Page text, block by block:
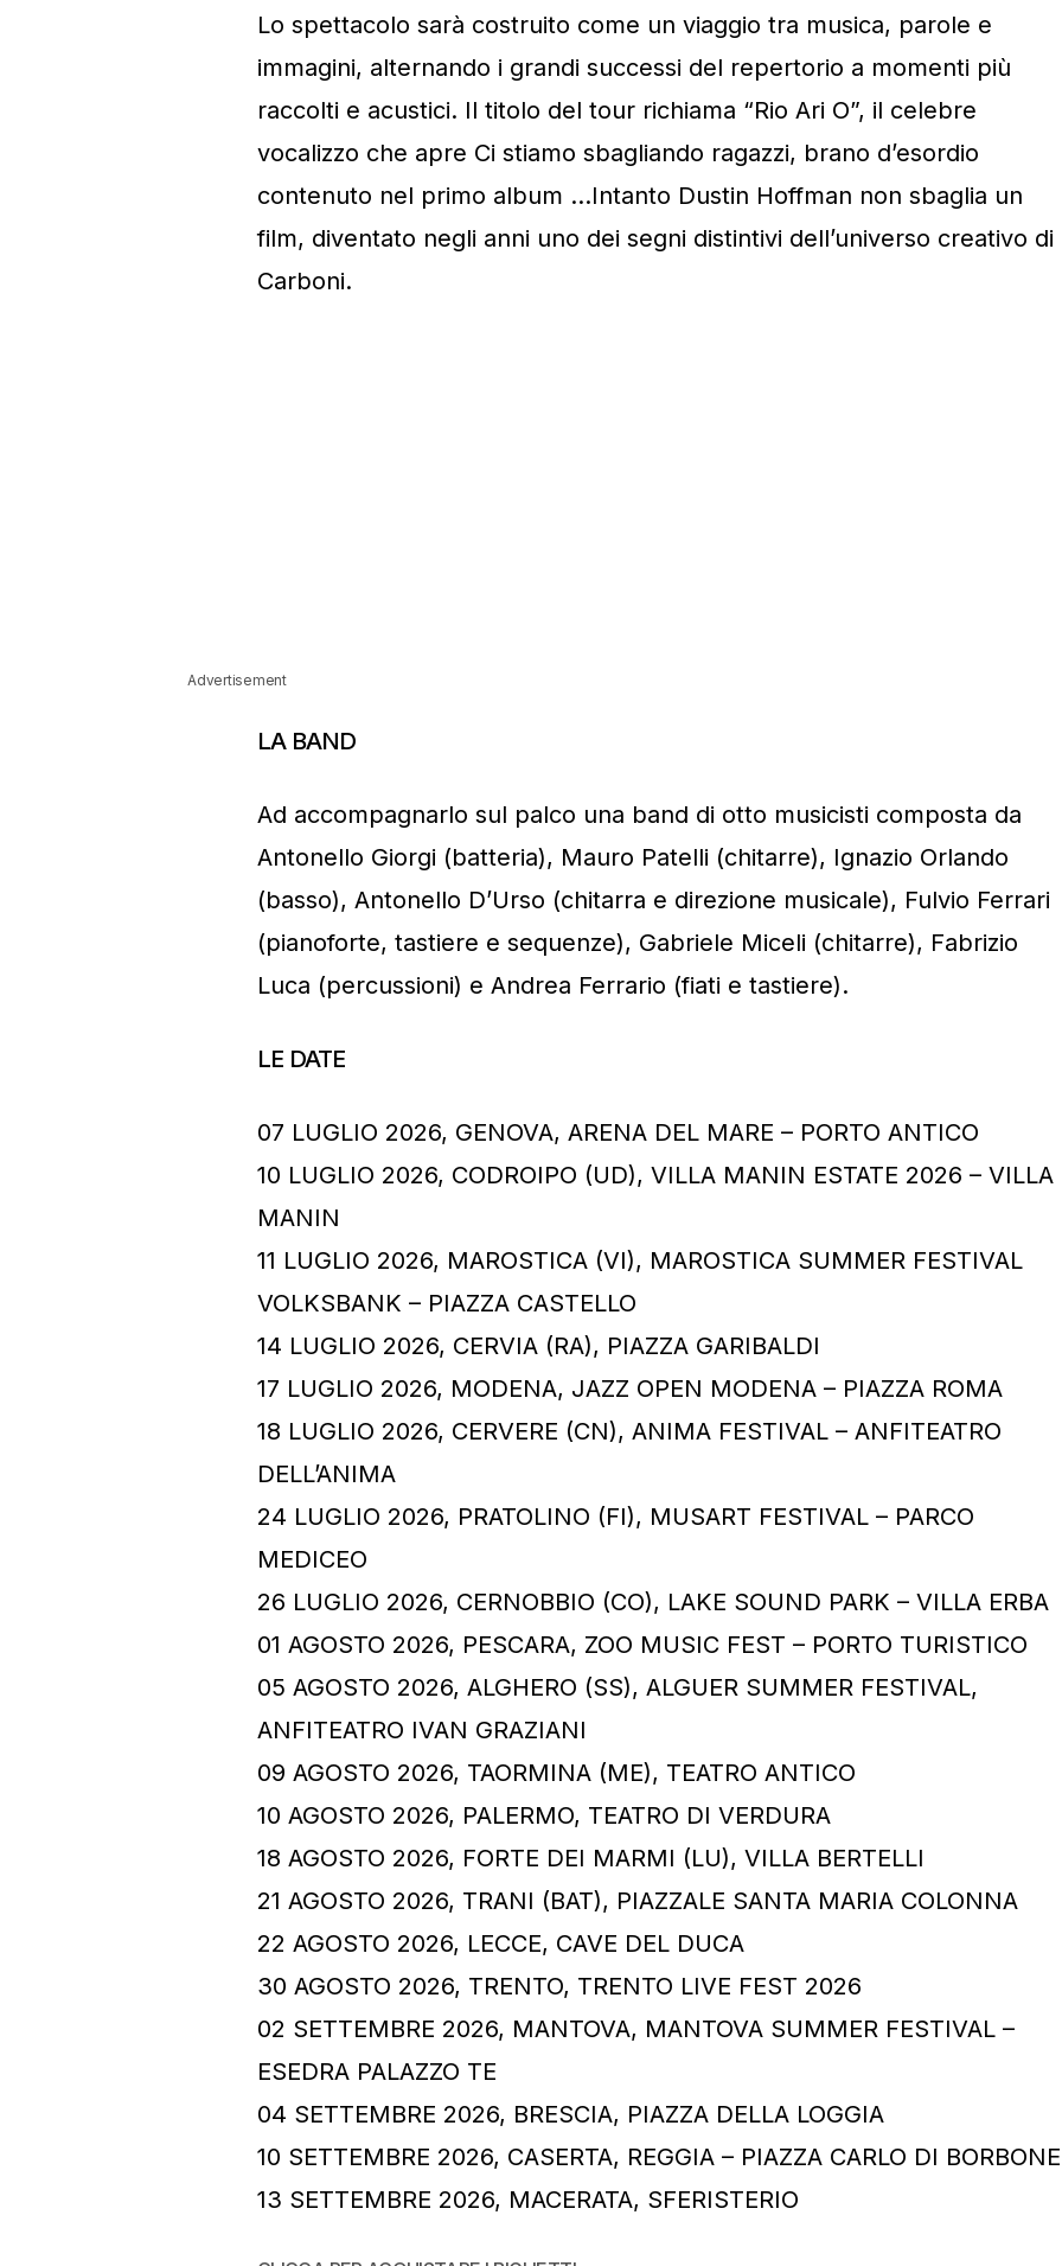
Lo spettacolo sarà costruito come un viaggio tra musica, parole e
immagini, alternando i grandi successi del repertorio a momenti più
raccolti e acustici. Il titolo del tour richiama “Rio Ari O”, il celebre
vocalizzo che apre Ci stiamo sbagliando ragazzi, brano d’esordio
contenuto nel primo album …Intanto Dustin Hoffman non sbaglia un
film, diventato negli anni uno dei segni distintivi dell’universo creativo di
Carboni.
Advertisement
LA BAND
Ad accompagnarlo sul palco una band di otto musicisti composta da
Antonello Giorgi (batteria), Mauro Patelli (chitarre), Ignazio Orlando
(basso), Antonello D’Urso (chitarra e direzione musicale), Fulvio Ferrari
(pianoforte, tastiere e sequenze), Gabriele Miceli (chitarre), Fabrizio
Luca (percussioni) e Andrea Ferrario (fiati e tastiere).
LE DATE
07 LUGLIO 2026, GENOVA, ARENA DEL MARE – PORTO ANTICO
10 LUGLIO 2026, CODROIPO (UD), VILLA MANIN ESTATE 2026 – VILLA
MANIN
11 LUGLIO 2026, MAROSTICA (VI), MAROSTICA SUMMER FESTIVAL
VOLKSBANK – PIAZZA CASTELLO
14 LUGLIO 2026, CERVIA (RA), PIAZZA GARIBALDI
17 LUGLIO 2026, MODENA, JAZZ OPEN MODENA – PIAZZA ROMA
18 LUGLIO 2026, CERVERE (CN), ANIMA FESTIVAL – ANFITEATRO
DELL’ANIMA
24 LUGLIO 2026, PRATOLINO (FI), MUSART FESTIVAL – PARCO
MEDICEO
26 LUGLIO 2026, CERNOBBIO (CO), LAKE SOUND PARK – VILLA ERBA
01 AGOSTO 2026, PESCARA, ZOO MUSIC FEST – PORTO TURISTICO
05 AGOSTO 2026, ALGHERO (SS), ALGUER SUMMER FESTIVAL,
ANFITEATRO IVAN GRAZIANI
09 AGOSTO 2026, TAORMINA (ME), TEATRO ANTICO
10 AGOSTO 2026, PALERMO, TEATRO DI VERDURA
18 AGOSTO 2026, FORTE DEI MARMI (LU), VILLA BERTELLI
21 AGOSTO 2026, TRANI (BAT), PIAZZALE SANTA MARIA COLONNA
22 AGOSTO 2026, LECCE, CAVE DEL DUCA
30 AGOSTO 2026, TRENTO, TRENTO LIVE FEST 2026
02 SETTEMBRE 2026, MANTOVA, MANTOVA SUMMER FESTIVAL –
ESEDRA PALAZZO TE
04 SETTEMBRE 2026, BRESCIA, PIAZZA DELLA LOGGIA
10 SETTEMBRE 2026, CASERTA, REGGIA – PIAZZA CARLO DI BORBONE
13 SETTEMBRE 2026, MACERATA, SFERISTERIO